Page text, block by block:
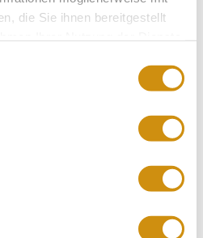
die Sie ihnen bereitgestellt
190-230 m